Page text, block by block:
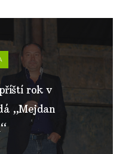
rok v
„Mejdan